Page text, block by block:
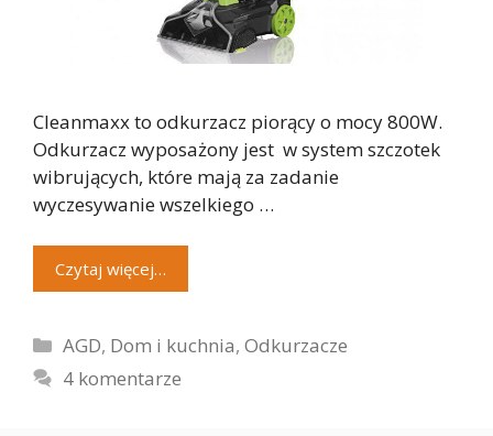
Cleanmaxx to odkurzacz piorący o mocy 800W.
Odkurzacz wyposażony jest w system szczotek
wibrujących, które mają za zadanie
wyczesywanie wszelkiego …
Czytaj więcej…
Kategorie
AGD, Dom i kuchnia,Odkurzacze
4 komentarze